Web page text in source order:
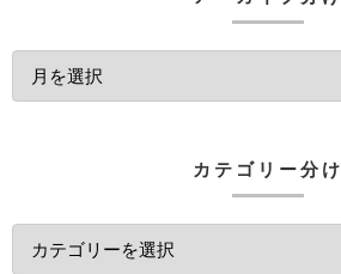
カテゴリー分け